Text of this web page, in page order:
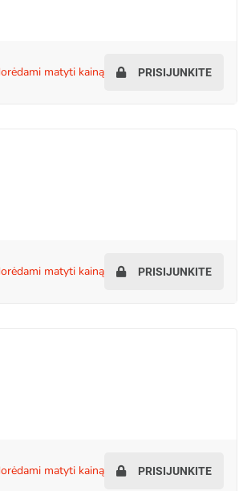
norėdami matyti kainą PRISIJUNKITE
norėdami matyti kainą PRISIJUNKITE
norėdami matyti kainą PRISIJUNKITE